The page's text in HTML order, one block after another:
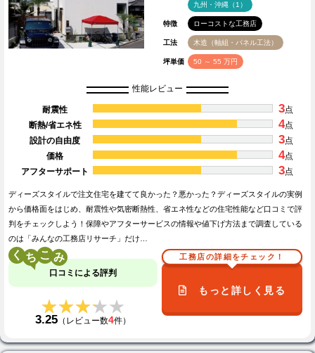
九州・沖縄（1）
特徴 ローコストな工務店
工法 木造（軸組・パネル工法）
坪単価 50 ～ 55 万円
性能レビュー
耐震性 3点
断熱/省エネ性
4点
設計の自由度
3点
価格
4点
アフターサポート
3点
ディーズスタイルで注文住宅を建てて良かった？悪かった？ディーズスタイルの実例
から価格面をはじめ、耐震性や気密断熱性、省エネ性などの住宅性能など口コミで評
判をチェックしよう！保障やアフターサービスの情報や値下げ方法まで調査している
のは「みんなの工務店リサーチ」だけ…
く こ
口コミによる評判
★★★★★
★★★★★
3.25 （レビュー数4件）
工務店の詳細をチェック！
もっと詳しく見る